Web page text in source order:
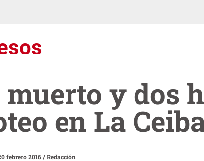
y dos
en La
febrero 2016/Redacción